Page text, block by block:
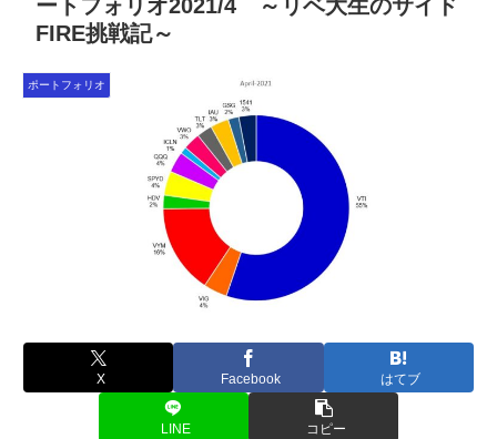
ートフォリオ2021/4 ～リベ大生のサイド
FIRE挑戦記～
ポートフォリオ
X Facebook はてブ
LINE コピー